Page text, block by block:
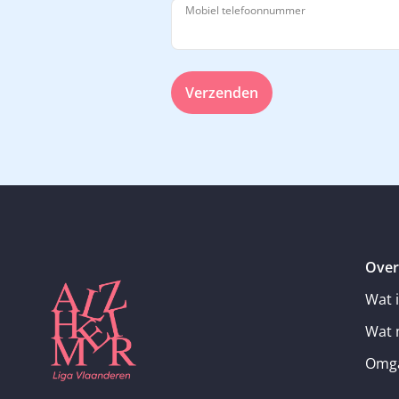
Mobiel telefoonnummer
Verzenden
Wat
Wat